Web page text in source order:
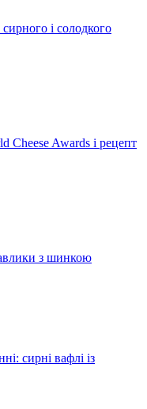
і солодкого
Cheese Awards і рецепт
з шинкою
сирні вафлі із